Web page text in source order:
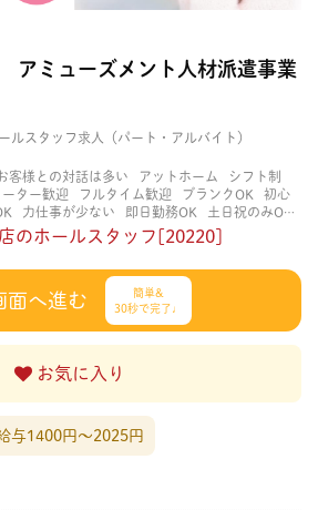
アミューズメント人材派遣事業
ルスタッフ求人（パート・アルバイト）
客様との対話は多い アットホーム
シフト制
ーター歓迎 フルタイム歓迎 ブランクOK
初心
力仕事が少ない 即日勤務OK
土日祝のみOK
・初心者OK 決められた時間できっちり
・有資格者歓迎 自分の都合に合わせやすい
のホールスタッフ[20220]
面へ進む
簡単&
30秒で完了♩
お気に入り
与1400円〜2025円